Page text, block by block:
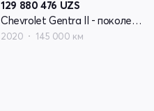
129 880 476 UZS
Chevrolet Gentra II - поколение
2020 145 000 км